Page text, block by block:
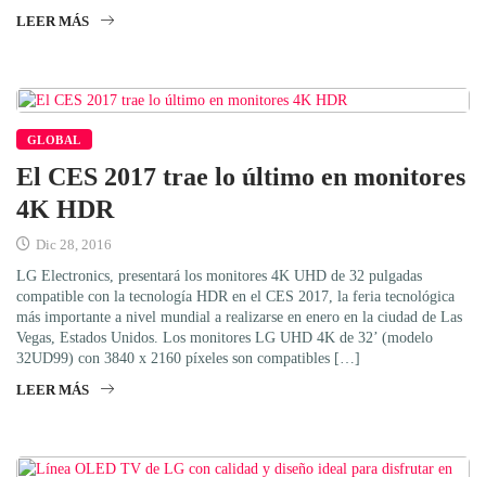
LEER MÁS
GLOBAL
El CES 2017 trae lo último en monitores
4K HDR
Dic 28, 2016
LG Electronics, presentará los monitores 4K UHD de 32 pulgadas
compatible con la tecnología HDR en el CES 2017, la feria tecnológica
más importante a nivel mundial a realizarse en enero en la ciudad de Las
Vegas, Estados Unidos. Los monitores LG UHD 4K de 32’ (modelo
32UD99) con 3840 x 2160 píxeles son compatibles […]
LEER MÁS